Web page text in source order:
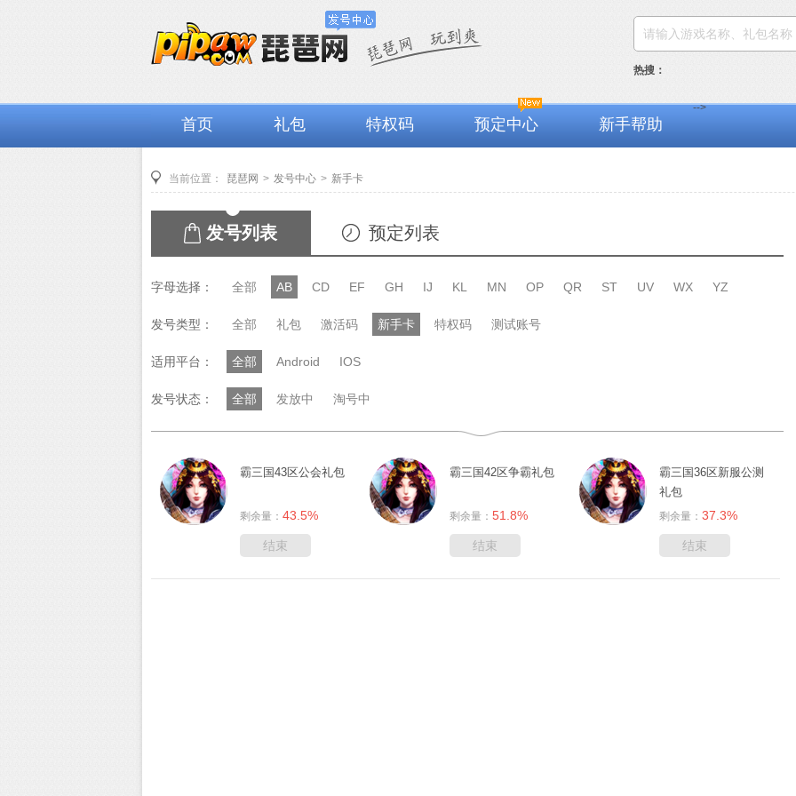
热搜：
首页 礼包 特权码 预定中心 新手帮助
-->
当前位置： 琵琶网 > 发号中心 > 新手卡
发号列表 预定列表
字母选择： 全部 AB CD EF GH IJ KL MN OP QR ST UV WX YZ
发号类型： 全部 礼包 激活码 新手卡 特权码 测试账号
适用平台： 全部 Android IOS
发号状态： 全部 发放中 淘号中
霸三国43区公会礼包
剩余量： 43.5%
结束
霸三国42区争霸礼包
剩余量： 51.8%
结束
霸三国36区新服公测
礼包
剩余量： 37.3%
结束